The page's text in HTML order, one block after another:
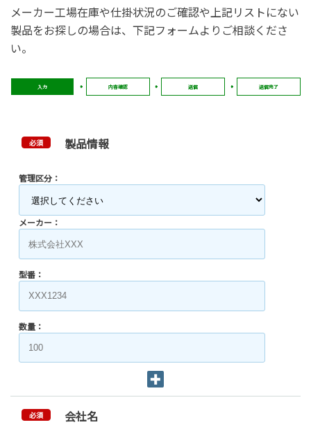
メーカー工場在庫や仕掛状況のご確認や上記リストにない
製品をお探しの場合は、下記フォームよりご相談くださ
い。
入力 内容確認 送信 送信完了
必須 製品情報
管理区分：
メーカー：
型番：
数量：
必須 会社名